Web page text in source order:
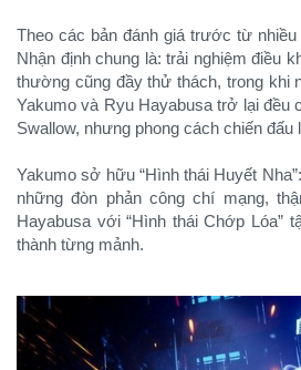
Theo các bản đánh giá trước từ
Nhận định chung là: trải nghiệm điều
thường cũng đầy thử thách, trong khi
Yakumo và Ryu Hayabusa trở lại đều
Swallow, nhưng phong cách chiến đấu
Yakumo sở hữu “Hình thái Huyết
những đòn phản công chí mạng,
Hayabusa với “Hình thái Chớp Lóa”
thành từng mảnh.